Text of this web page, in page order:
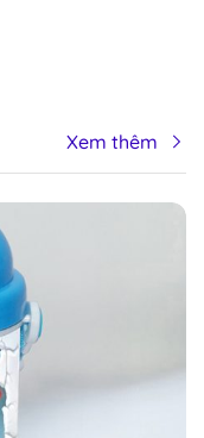
Xem thêm